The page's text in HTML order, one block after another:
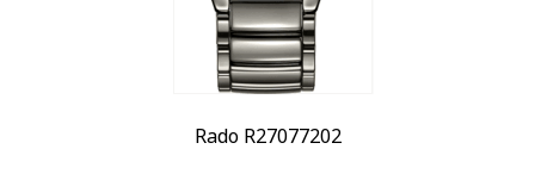
Rado R27077202